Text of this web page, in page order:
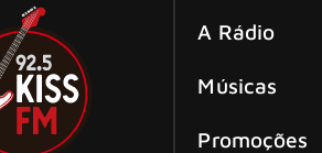
A Rádio
Músicas
Promoções